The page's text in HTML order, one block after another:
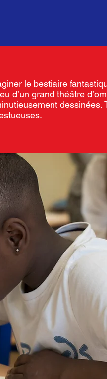
le bestiaire
d’un grand théâtre